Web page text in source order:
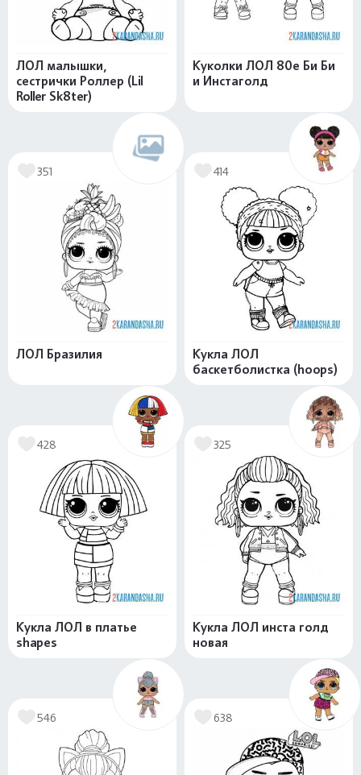
ЛОЛ малышки,
сестрички Роллер (Lil
Roller Sk8ter)
Куколки ЛОЛ 80е Би Би
и Инстаголд
351
ЛОЛ Бразилия
414
Кукла ЛОЛ
баскетболистка (hoops)
428
Кукла ЛОЛ в платье
shapes
325
Кукла ЛОЛ инста голд
новая
546 638